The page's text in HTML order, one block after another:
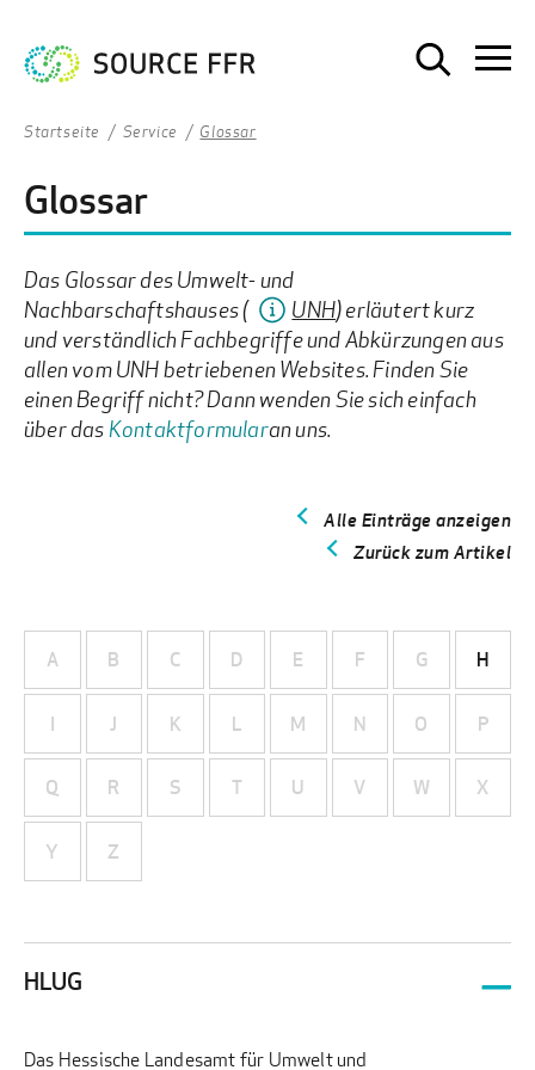
Startseite Service Glossar
Glossar
Das Glossar des Umwelt- und
Nachbarschaftshauses (
UNH) erläutert kurz
und verständlich Fachbegriffe und Abkürzungen aus
allen vom UNH betriebenen Websites. Finden Sie
einen Begriff nicht? Dann wenden Sie sich einfach
über das Kontaktformularan uns.
Alle Einträge anzeigen
Zurück zum Artikel
A B C D E F G H
I J K L M N O P
Q R S T U V W X
Y Z
HLUG
Das Hessische Landesamt für Umwelt und